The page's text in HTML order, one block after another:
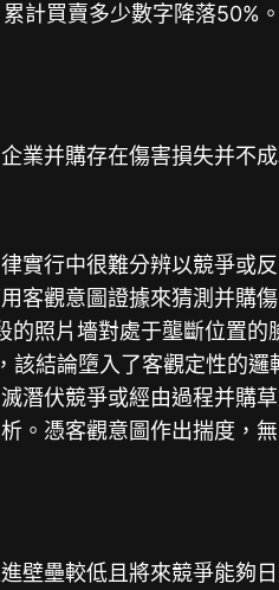
計買賣多少數字降落50%
業并購存在傷害損失并不成
實行中很難分辨以競爭或
客觀意圖證據來猜測并購
的照片墻對處于壟斷位置的
結論墮入了客觀定性的邏
潛伏競爭或經由過程并購
。憑客觀意圖作出揣度，
壁壘較低且將來競爭能夠